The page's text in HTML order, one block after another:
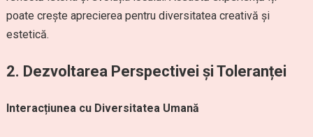
poate crește aprecierea pentru diversitatea creativă și
estetică.
2. Dezvoltarea Perspectivei și Toleranței
Interacțiunea cu Diversitatea Umană